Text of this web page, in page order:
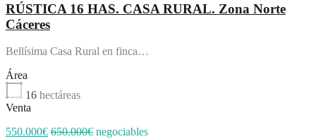
RÚSTICA 16 HAS. CASA RURAL. Zona Norte
Cáceres
Bellísima Casa Rural en finca…
Área
16 hectáreas
Venta
550.000€ 650.000€ negociables